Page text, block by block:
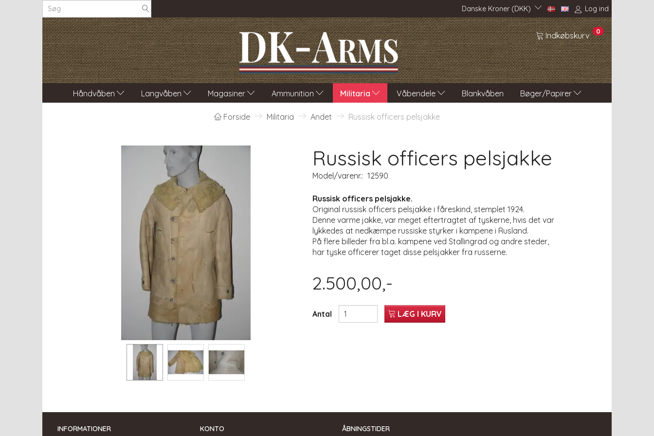
Log ind
Danske Kroner (DKK)
Indkøbskurv 0
Håndvåben Langvåben Magasiner Ammunition Militaria Våbendele Blankvåben Bøger/Papirer
Forside Militaria Andet Russisk officers pelsjakke
Russisk officers pelsjakke
Model/varenr.: 12590
Russisk officers pelsjakke.
Original russisk officers pelsjakke i fåreskind, stemplet 1924.
Denne varme jakke, var meget eftertragtet af tyskerne, hvis det var
lykkedes at nedkæmpe russiske styrker i kampene i Rusland.
På flere billeder fra bl.a. kampene ved Stallingrad og andre steder,
har tyske officerer taget disse pelsjakker fra russerne.
2.500,00,-
Antal LÆG I KURV
INFORMATIONER KONTO ÅBNINGSTIDER